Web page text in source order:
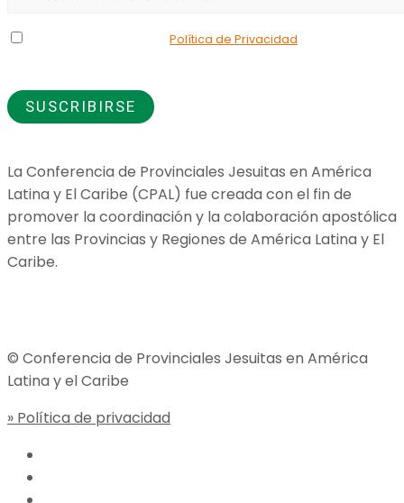
Política de Privacidad
La Conferencia de Provinciales Jesuitas en América
Latina y El Caribe (CPAL) fue creada con el fin de
promover la coordinación y la colaboración apostólica
entre las Provincias y Regiones de América Latina y El
Caribe.
© Conferencia de Provinciales Jesuitas en América
Latina y el Caribe
» Política de privacidad